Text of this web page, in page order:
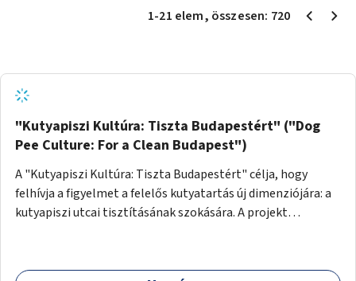
1-21 elem, összesen: 720
"Kutyapiszi Kultúra: Tiszta Budapestért" ("Dog
Pee Culture: For a Clean Budapest")
A "Kutyapiszi Kultúra: Tiszta Budapestért" célja, hogy
felhívja a figyelmet a felelős kutyatartás új dimenziójára: a
kutyapiszi utcai tisztításának szokására. A projekt
palack vízzel öblítsék le azt, ezzel hozzájárulva a tiszta,